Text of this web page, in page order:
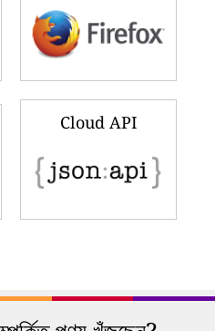
Cloud API